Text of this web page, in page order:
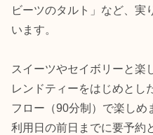
ビーツのタルト」など、実
います。
スイーツやセイボリーと楽
レンドティーをはじめとし
フロー（90分制）で楽しめ
利用日の前日までに要予約